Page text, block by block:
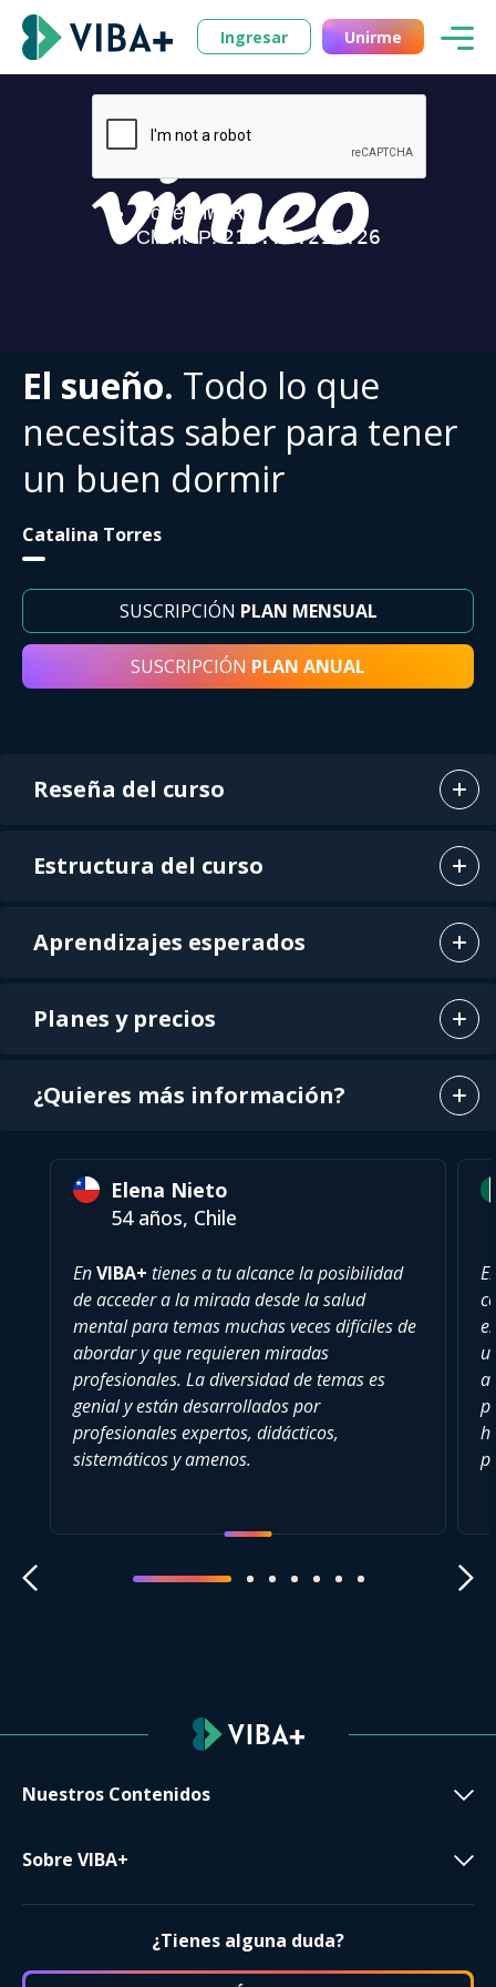
Ingresar Unirme
El sueño. Todo lo que
necesitas saber para tener
un buen dormir
Catalina Torres
SUSCRIPCIÓN PLAN MENSUAL
SUSCRIPCIÓN PLAN ANUAL
Reseña del curso
Estructura del curso
Aprendizajes esperados
Planes y precios
¿Quieres más información?
Elena Nieto
54 años, Chile
EnVIBA+ tienes a tu alcance la posibilidad
de acceder a la mirada desde la salud
mental para temas muchas veces difíciles de
abordar y que requieren miradas
profesionales. La diversidad de temas es
genial y están desarrollados por
profesionales expertos, didácticos,
sistemáticos y amenos.
Nuestros Contenidos
Sobre VIBA+
¿Tienes alguna duda?